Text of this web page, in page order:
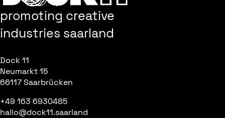
promoting creative
industries saarland
Dock 11
Neumarkt 15
66117 Saarbrücken
+49 163 6930485
hallo@dock11.saarland